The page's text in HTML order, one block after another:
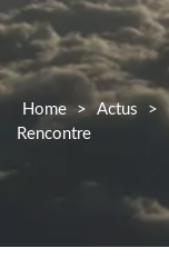
Home > Actus >
Rencontre